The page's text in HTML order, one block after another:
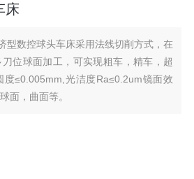
床
型数控球头车床采用法线切削方式，在
位球面加工，可实现粗车，精车，超
度≤0.005mm,光洁度Ra≤0.2um镜面效
面，曲面等。